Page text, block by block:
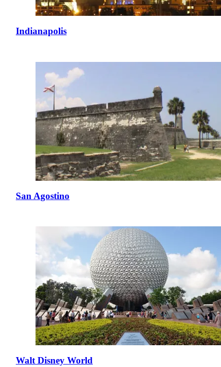
Indianapolis
San Agostino
Walt Disney World